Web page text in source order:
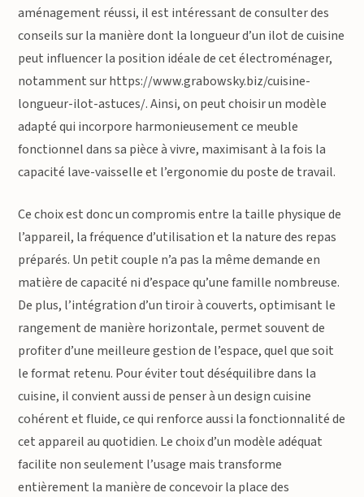
aménagement réussi, il est intéressant de consulter des
conseils sur la manière dont la longueur d’un ilot de cuisine
peut influencer la position idéale de cet électroménager,
notamment sur https://www.grabowsky.biz/cuisine-
longueur-ilot-astuces/. Ainsi, on peut choisir un modèle
adapté qui incorpore harmonieusement ce meuble
fonctionnel dans sa pièce à vivre, maximisant à la fois la
capacité lave-vaisselle et l’ergonomie du poste de travail.
Ce choix est donc un compromis entre la taille physique de
l’appareil, la fréquence d’utilisation et la nature des repas
préparés. Un petit couple n’a pas la même demande en
matière de capacité ni d’espace qu’une famille nombreuse.
De plus, l’intégration d’un tiroir à couverts, optimisant le
rangement de manière horizontale, permet souvent de
profiter d’une meilleure gestion de l’espace, quel que soit
le format retenu. Pour éviter tout déséquilibre dans la
cuisine, il convient aussi de penser à un design cuisine
cohérent et fluide, ce qui renforce aussi la fonctionnalité de
cet appareil au quotidien. Le choix d’un modèle adéquat
facilite non seulement l’usage mais transforme
entièrement la manière de concevoir la place des